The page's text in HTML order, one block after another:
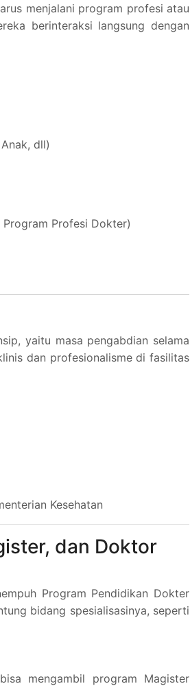
menjalani program profesi atau
berinteraksi langsung dengan
dll)
Program Profesi Dokter)
yaitu masa pengabdian selama
dan profesionalisme di fasilitas
Kesehatan
dan Doktor
Program Pendidikan Dokter
bidang spesialisasinya, seperti
mengambil program Magister